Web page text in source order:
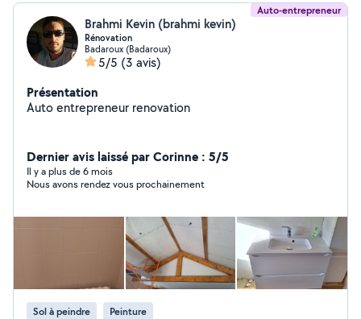
Auto-entrepreneur
Brahmi Kevin (brahmi kevin)
Rénovation
Badaroux (Badaroux)
5/5 (3 avis)
Présentation
Auto entrepreneur renovation
Dernier avis laissé par Corinne : 5/5
Il y a plus de 6 mois
Nous avons rendez vous prochainement
Sol à peindre Peinture